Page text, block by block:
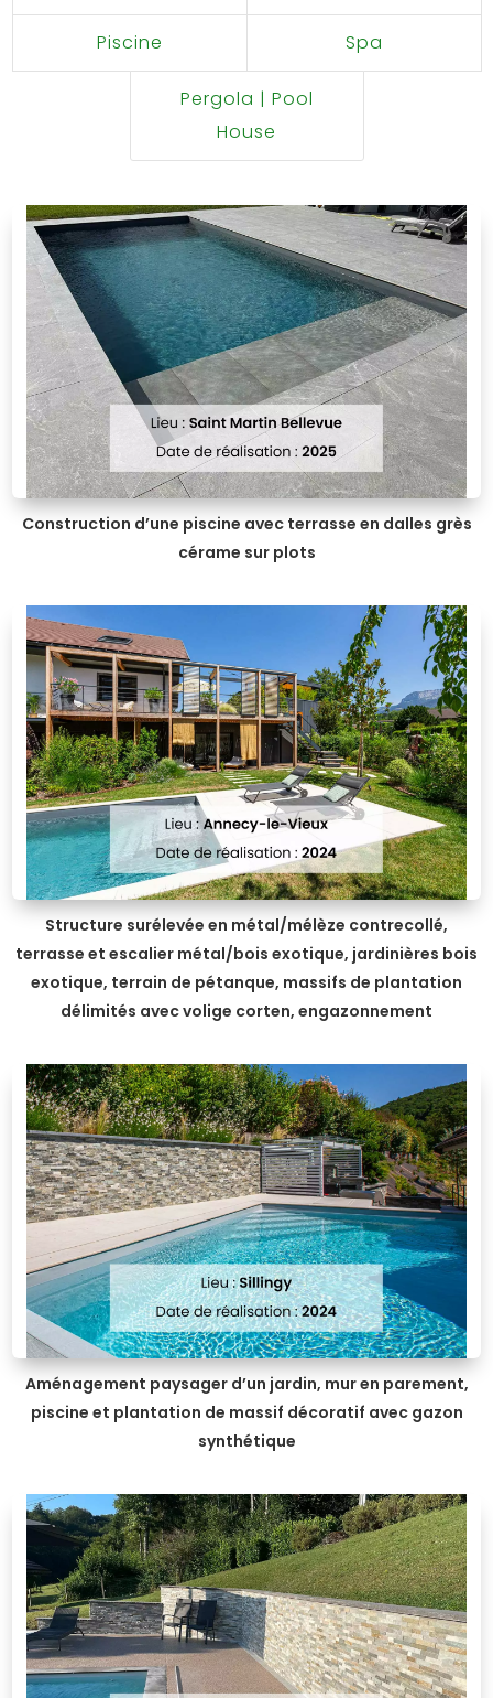
Piscine Spa
Pergola | Pool
House
Construction d’une piscine avec terrasse en dalles grès
cérame sur plots
Structure surélevée en métal/mélèze contrecollé,
terrasse et escalier métal/bois exotique, jardinières bois
exotique, terrain de pétanque, massifs de plantation
délimités avec volige corten, engazonnement
Aménagement paysager d’un jardin, mur en parement,
piscine et plantation de massif décoratif avec gazon
synthétique